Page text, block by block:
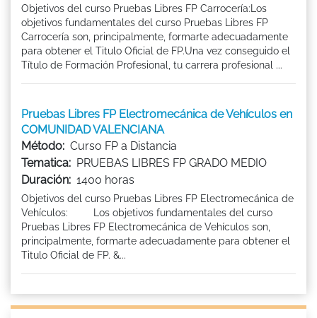
Objetivos del curso Pruebas Libres FP Carrocería:Los
objetivos fundamentales del curso Pruebas Libres FP
Carrocería son, principalmente, formarte adecuadamente
para obtener el Titulo Oficial de FP.Una vez conseguido el
Título de Formación Profesional, tu carrera profesional ...
Pruebas Libres FP Electromecánica de Vehículos en
COMUNIDAD VALENCIANA
Método: Curso FP a Distancia
Tematica: PRUEBAS LIBRES FP GRADO MEDIO
Duración: 1400 horas
Objetivos del curso Pruebas Libres FP Electromecánica de
Vehículos: Los objetivos fundamentales del curso
Pruebas Libres FP Electromecánica de Vehículos son,
principalmente, formarte adecuadamente para obtener el
Titulo Oficial de FP. &...